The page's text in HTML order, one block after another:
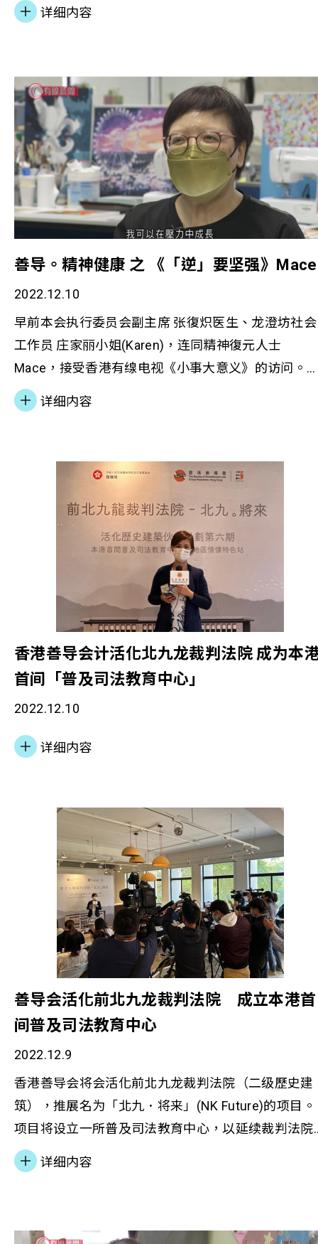
Priscilla 介绍本会社区为本之精神健康服务，如何协
详细内容
善导。精神健康 之 《「逆」要坚强》Mace
2022.12.10
早前本会执行委员会副主席 张復炽医生、龙澄坊社会
工作员 庄家丽小姐(Karen)，连同精神復元人士
Mace，接受香港有缐电视《小事大意义》的访问。
Mace 早期患有躁狂抑郁症，面对人生的低谷。后来
她获转介往龙澄坊参加艺术活动，情绪得以舒缓，甚
详细内容
香港善导会计活化北九龙裁判法院 成为本
首间「普及司法教育中心」
2022.12.10
详细内容
善导会活化前北九龙裁判法院 成立本港首
间普及司法教育中心
2022.12.9
香港善导会将会活化前北九龙裁判法院（二级歷史建
筑），推展名为「北九．将来」(NK Future)的项目。
项目将设立一所普及司法教育中心，以延续裁判法院
的司法精神和传统。项目亦将以这幢建筑为起点，连
系社区及区内文物古蹟，连结新旧文化财产，以推广
详细内容